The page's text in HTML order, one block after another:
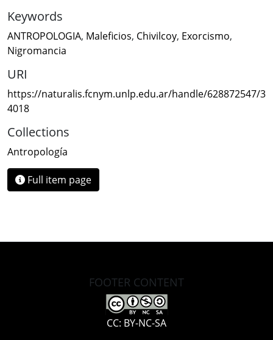
Keywords
ANTROPOLOGIA, Maleficios, Chivilcoy, Exorcismo,
Nigromancia
URI
https://naturalis.fcnym.unlp.edu.ar/handle/628872547/3
4018
Collections
Antropología
Full item page
FOOTER CONTENT
CC: BY-NC-SA